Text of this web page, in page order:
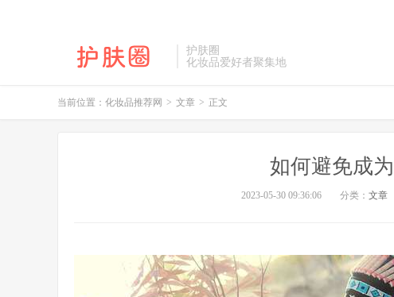
护肤圈
化妆品爱好者聚集地
当前位置： 化妆品推荐网 > 文章 > 正文
如何避免成
2023-05-30 09:36:06 分类： 文章